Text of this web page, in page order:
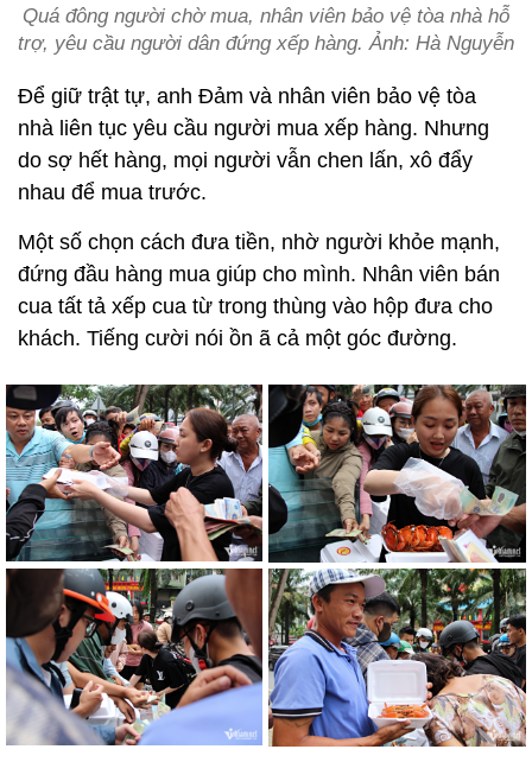
Quá đông người chờ mua, nhân viên bảo vệ tòa nhà hỗ
trợ, yêu cầu người dân đứng xếp hàng. Ảnh: Hà Nguyễn
Để giữ trật tự, anh Đảm và nhân viên bảo vệ tòa
nhà liên tục yêu cầu người mua xếp hàng. Nhưng
do sợ hết hàng, mọi người vẫn chen lấn, xô đẩy
nhau để mua trước.
Một số chọn cách đưa tiền, nhờ người khỏe mạnh,
đứng đầu hàng mua giúp cho mình. Nhân viên bán
cua tất tả xếp cua từ trong thùng vào hộp đưa cho
khách. Tiếng cười nói ồn ã cả một góc đường.